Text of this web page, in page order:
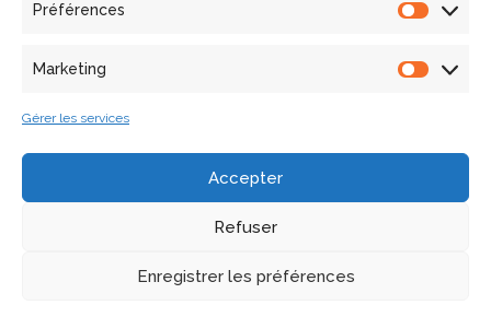
Préférences
Marketing
Gérer les services
Accepter
Refuser
Enregistrer les préférences